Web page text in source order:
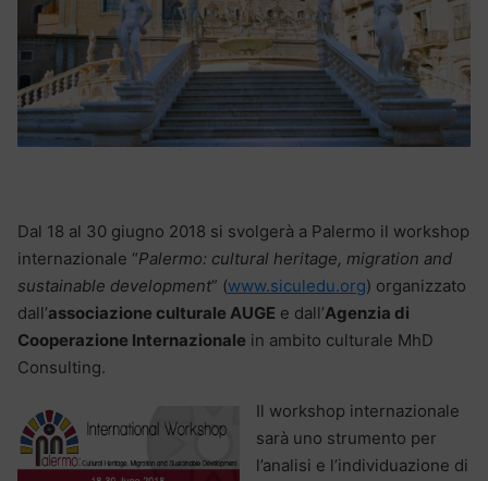
Dal 18 al 30 giugno 2018 si svolgerà a Palermo il workshop
internazionale “Palermo: cultural heritage, migration and
sustainable development” (www.siculedu.org) organizzato
dall’associazione culturale AUGE e dall’Agenzia di
Cooperazione Internazionale in ambito culturale MhD
Consulting.
Il workshop internazionale
sarà uno strumento per
l’analisi e l’individuazione di